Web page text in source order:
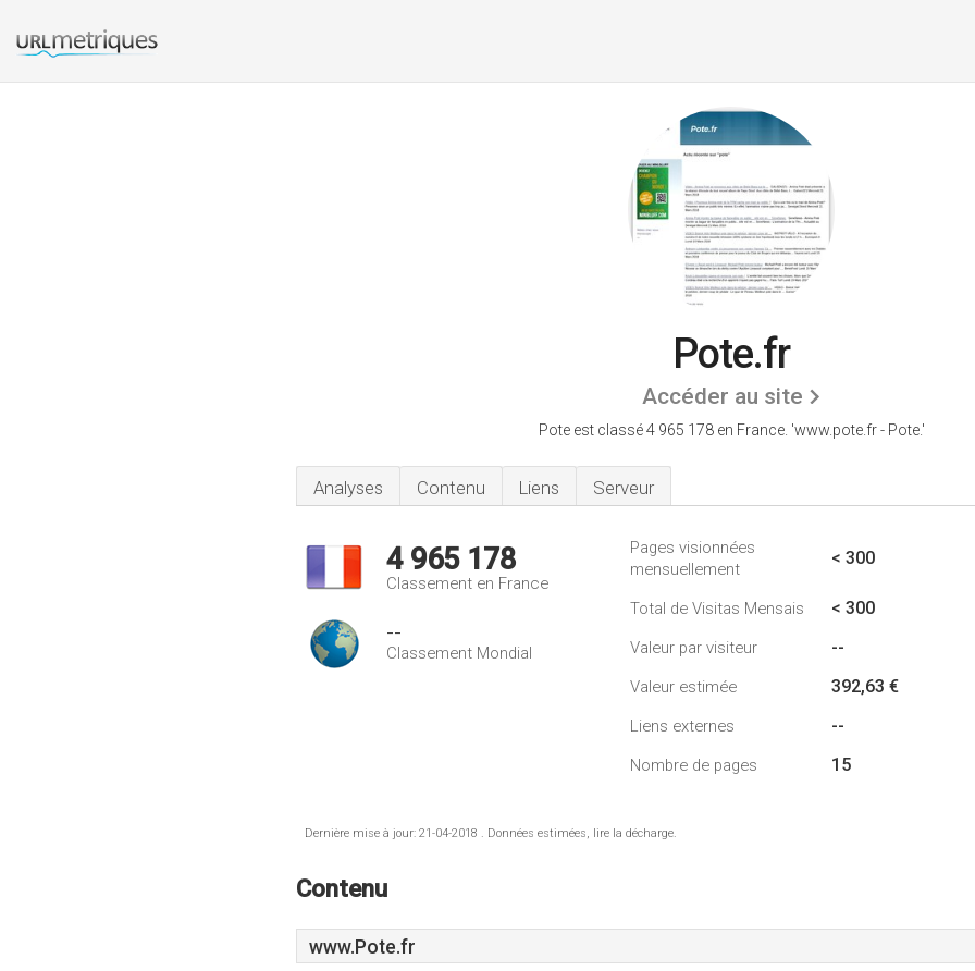
Pote.fr
Accéder au site
Pote est classé 4 965 178 en France. 'www.pote.fr - Pote.'
Analyses Contenu Liens Serveur
4 965 178
Classement en France
--
Classement Mondial
Pages visionnées
mensuellement
< 300
Total de Visitas Mensais < 300
Valeur par visiteur --
Valeur estimée 392,63 €
Liens externes --
Nombre de pages 15
Dernière mise à jour: 21-04-2018 . Données estimées, lire la décharge.
Contenu
www.Pote.fr